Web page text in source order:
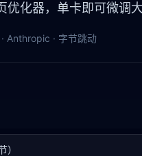
优化器，单卡即可微调大
Anthropic · 字节跳动
）